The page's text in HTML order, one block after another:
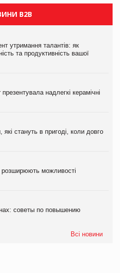
B2B
утримання талантів: як
та продуктивність вашої
надлегкі керамічні
стануть в пригоді, коли довго
можливості
советы по повышению
Всі новини